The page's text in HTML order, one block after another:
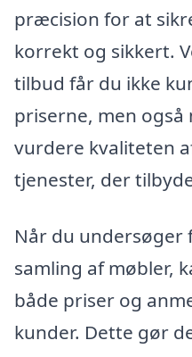
præcision for at
korrekt og sikkert.
tilbud får du ikke
priserne, men
vurdere kvaliteten
tjenester, der
Når du undersøger
samling af møbler,
både priser og
kunder. Dette gør